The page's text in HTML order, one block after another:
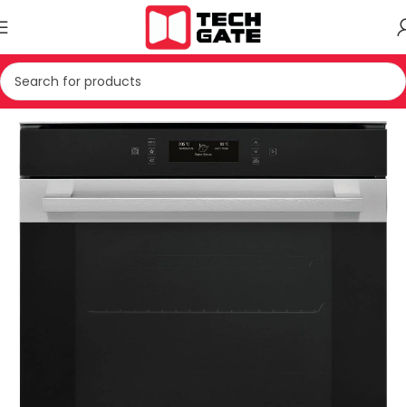
Kreu TEKNIKE E BARDHE PAJISJE MONTUESE FURRE